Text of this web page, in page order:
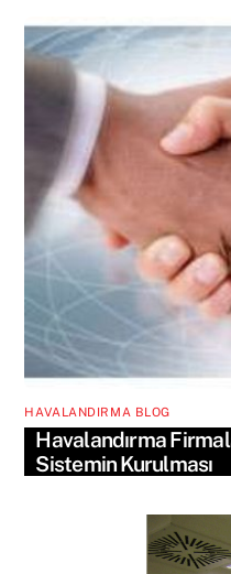
HAVALANDIRMA BLOG
Havalandırma
Sistemin Kurulması